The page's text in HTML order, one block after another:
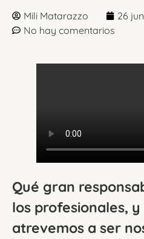
Mili Matarazzo
26
No hay comentarios
Qué gran
los profesionales, y
atrevemos a ser